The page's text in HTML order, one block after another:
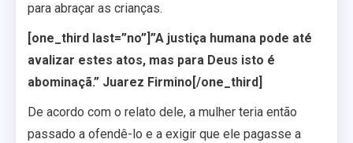
para abraçar as crianças.
[one_third last=”no”]”A justiça humana pode até
avalizar estes atos, mas para Deus isto é
abominaçã.” Juarez Firmino[/one_third]
De acordo com o relato dele, a mulher teria então
passado a ofendê-lo e a exigir que ele pagasse a